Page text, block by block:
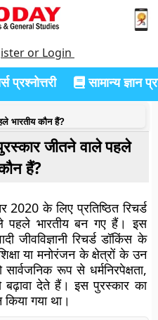
or Login
सामान्य ज्ञान
भारतीय कौन हैं?
जीतने वाले पहले
हैं?
के लिए प्रतिष्ठित रिचर्ड
पहले भारतीय बन गए हैं। इस
जीवविज्ञानी रिचर्ड डॉकिंस के
या मनोरंजन के क्षेत्रों के उन
रूप से धर्मनिरपेक्षता,
बढ़ावा देते हैं। इस पुरस्कार का
गया था।